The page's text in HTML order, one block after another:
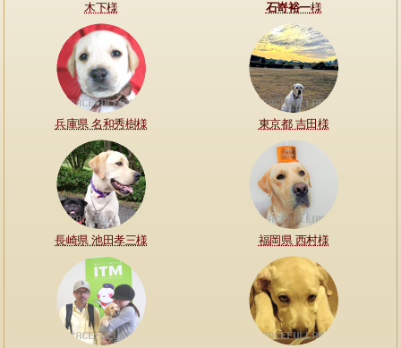
木下様 石嵜裕一様
兵庫県 名和秀樹様 東京都 吉田様
長崎県 池田孝三様 福岡県 西村様